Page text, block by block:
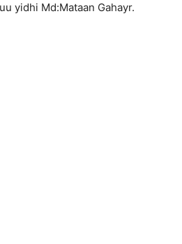
yidhi Md:Mataan Gahayr.